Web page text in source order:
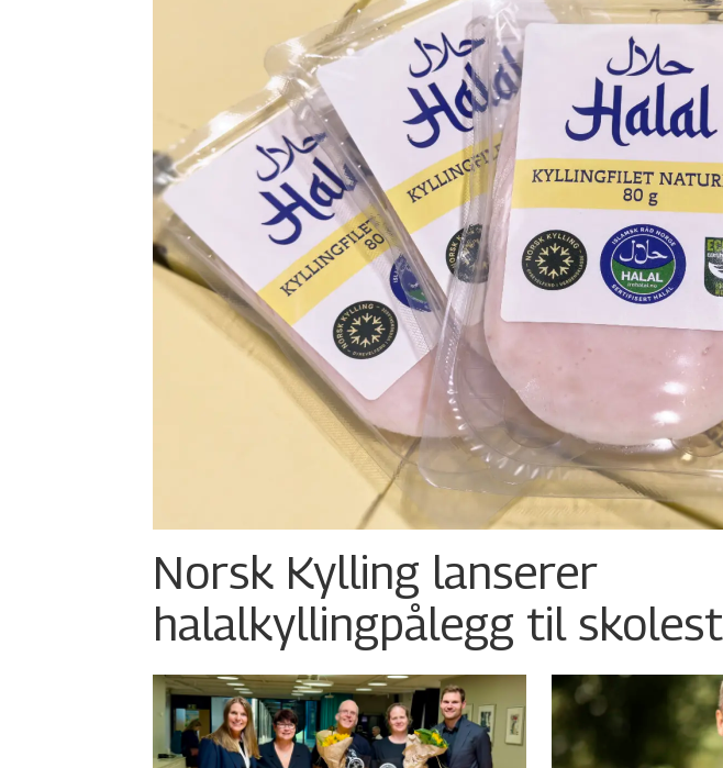
Norsk Kylling lanserer
halalkylling­pålegg til